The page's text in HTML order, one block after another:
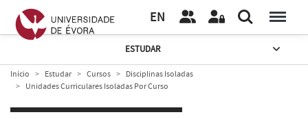
EN
ESTUDAR
Início Estudar Cursos
Disciplinas Isoladas
Unidades Curriculares Isoladas Por Curso